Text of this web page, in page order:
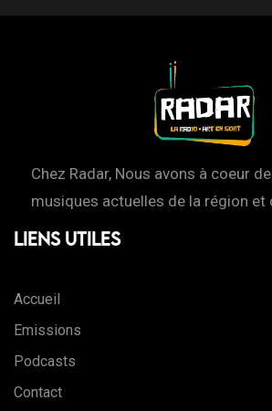
Chez Radar, Nous avons à coeur
musiques actuelles de la région et
Liens Utiles
Accueil
Emissions
Podcasts
Contact